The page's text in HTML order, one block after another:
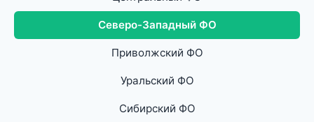
Северо-Западный ФО
Приволжский ФО
Уральский ФО
Сибирский ФО